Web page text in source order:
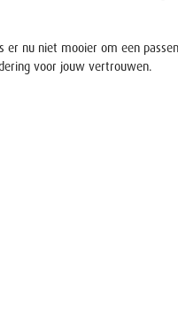
nu niet mooier om een
voor jouw vertrouwen.